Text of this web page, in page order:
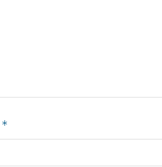
*